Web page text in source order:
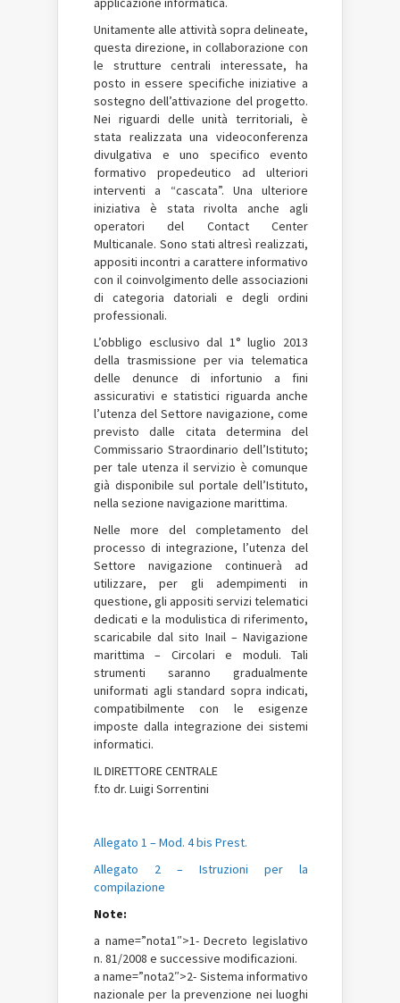
Unitamente alle attività sopra delineate,
questa direzione, in collaborazione con
le strutture centrali interessate, ha
posto in essere specifiche iniziative a
sostegno dell’attivazione del progetto.
Nei riguardi delle unità territoriali, è
stata realizzata una videoconferenza
divulgativa e uno specifico evento
formativo propedeutico ad ulteriori
interventi a “cascata”. Una ulteriore
iniziativa è stata rivolta anche agli
operatori del Contact Center
Multicanale. Sono stati altresì realizzati,
appositi incontri a carattere informativo
con il coinvolgimento delle associazioni
di categoria datoriali e degli ordini
professionali.
L’obbligo esclusivo dal 1° luglio 2013
della trasmissione per via telematica
delle denunce di infortunio a fini
assicurativi e statistici riguarda anche
l’utenza del Settore navigazione, come
previsto dalle citata determina del
Commissario Straordinario dell’Istituto;
per tale utenza il servizio è comunque
già disponibile sul portale dell’Istituto,
nella sezione navigazione marittima.
Nelle more del completamento del
processo di integrazione, l’utenza del
Settore navigazione continuerà ad
utilizzare, per gli adempimenti in
questione, gli appositi servizi telematici
dedicati e la modulistica di riferimento,
scaricabile dal sito Inail – Navigazione
marittima – Circolari e moduli. Tali
strumenti saranno gradualmente
uniformati agli standard sopra indicati,
compatibilmente con le esigenze
imposte dalla integrazione dei sistemi
informatici.
IL DIRETTORE CENTRALE
f.to dr. Luigi Sorrentini
Allegato 1 – Mod. 4 bis Prest.
Allegato 2 – Istruzioni per la
compilazione
Note:
a name=”nota1″>1- Decreto legislativo
n. 81/2008 e successive modificazioni.
a name=”nota2″>2- Sistema informativo
nazionale per la prevenzione nei luoghi